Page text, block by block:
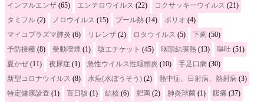
インフルエンザ (65) エンテロウイルス (22) コクサッキーウイルス (21)
タミフル (2) ノロウイルス (15) プール熱 (14) ポリオ (4)
マイコプラズマ肺炎 (6) リレンザ (2) ロタウイルス (5) 下痢 (50)
予防接種 (8) 受動喫煙 (1) 咳エチケット (45) 咽頭結膜熱 (13) 嘔吐 (51)
夏かぜ(11) 夜尿症 (1) 急性ウイルス性咽頭炎 (10) 手足口病 (30)
新型コロナウイルス (8) 水痘(水ぼうそう) (2) 熱中症、日射病、熱射病 (3)
特定健康診査 (1) 百日咳 (1) 結核 (6) 肥満 (2) 肺炎球菌 (1) 腹痛 (37)